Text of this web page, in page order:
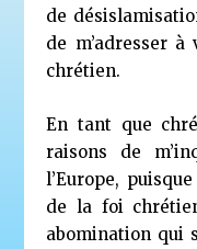
de
de m’adresser
chrétien.
En tant que
raisons de
l’Europe,
de la foi
abomination qui